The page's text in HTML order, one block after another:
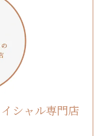
シャル専門店